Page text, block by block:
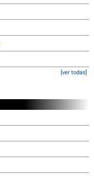
[ver todas]